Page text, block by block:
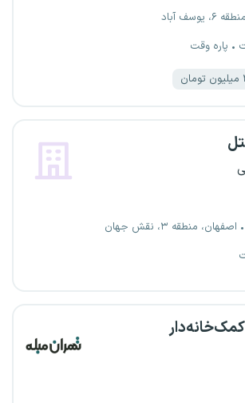
منطقه ۶، یوسف آباد
پاره وقت
اصفهان، منطقه ۳، نقش جهان